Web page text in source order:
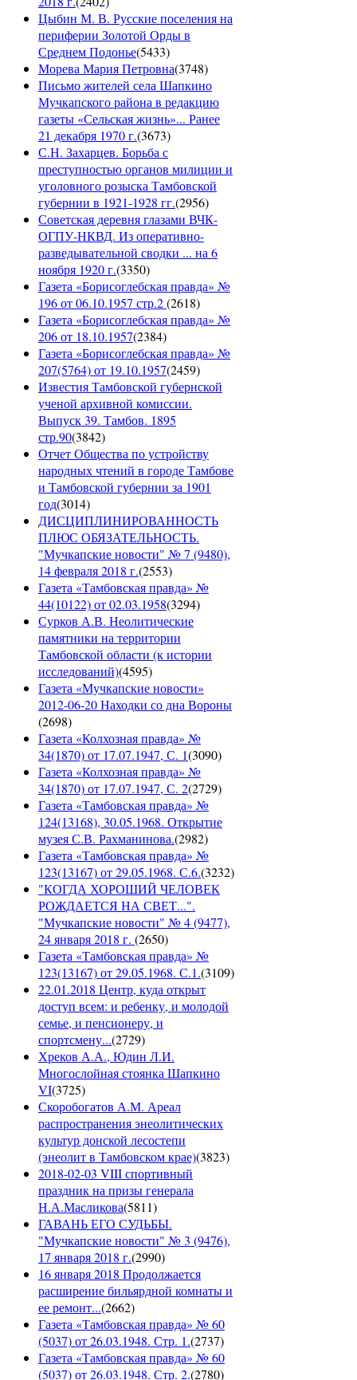
Цыбин М. В. Русские поселения на
периферии Золотой Орды в
Среднем Подонье(5433)
Морева Мария Петровна(3748)
Письмо жителей села Шапкино
Мучкапского района в редакцию
газеты «Сельская жизнь»... Ранее
21 декабря 1970 г.(3673)
С.Н. Захарцев. Борьба с
преступностью органов милиции и
уголовного розыска Тамбовской
губернии в 1921-1928 гг.(2956)
Советская деревня глазами ВЧК-
ОГПУ-НКВД. Из оперативно-
разведывательной сводки ... на 6
ноября 1920 г.(3350)
Газета «Борисоглебская правда» №
196 от 06.10.1957 стр.2(2618)
Газета «Борисоглебская правда» №
206 от 18.10.1957(2384)
Газета «Борисоглебская правда» №
207(5764) от 19.10.1957(2459)
Известия Тамбовской губернской
ученой архивной комиссии.
Выпуск 39. Тамбов. 1895
стр.90(3842)
Отчет Общества по устройству
народных чтений в городе Тамбове
и Тамбовской губернии за 1901
год(3014)
ДИСЦИПЛИНИРОВАННОСТЬ
ПЛЮС ОБЯЗАТЕЛЬНОСТЬ.
"Мучкапские новости" № 7 (9480),
14 февраля 2018 г.(2553)
Газета «Тамбовская правда» №
44(10122) от 02.03.1958(3294)
Сурков А.В. Неолитические
памятники на территории
Тамбовской области (к истории
исследований)(4595)
Газета «Мучкапские новости»
2012-06-20 Находки со дна Вороны
(2698)
Газета «Колхозная правда» №
34(1870) от 17.07.1947, С. 1(3090)
Газета «Колхозная правда» №
34(1870) от 17.07.1947, С. 2(2729)
Газета «Тамбовская правда» №
124(13168), 30.05.1968. Открытие
музея С.В. Рахманинова.(2982)
Газета «Тамбовская правда» №
123(13167) от 29.05.1968. С.6.(3232)
"КОГДА ХОРОШИЙ ЧЕЛОВЕК
РОЖДАЕТСЯ НА СВЕТ...".
"Мучкапские новости" № 4 (9477),
24 января 2018 г. (2650)
Газета «Тамбовская правда» №
123(13167) от 29.05.1968. С.1.(3109)
22.01.2018 Центр, куда открыт
доступ всем: и ребенку, и молодой
семье, и пенсионеру, и
спортсмену...(2729)
Хреков А.А., Юдин Л.И.
Многослойная стоянка Шапкино
VI(3725)
Скоробогатов А.М. Ареал
распространения энеолитических
культур донской лесостепи
(энеолит в Тамбовском крае)(3823)
2018-02-03 VIII спортивный
праздник на призы генерала
Н.А.Масликова(5811)
ГАВАНЬ ЕГО СУДЬБЫ.
"Мучкапские новости" № 3 (9476),
17 января 2018 г.(2990)
16 января 2018 Продолжается
расширение бильярдной комнаты и
ее ремонт...(2662)
Газета «Тамбовская правда» № 60
(5037) от 26.03.1948. Стр. 1.(2737)
Газета «Тамбовская правда» № 60
(5037) от 26.03.1948. Стр. 2.(2780)